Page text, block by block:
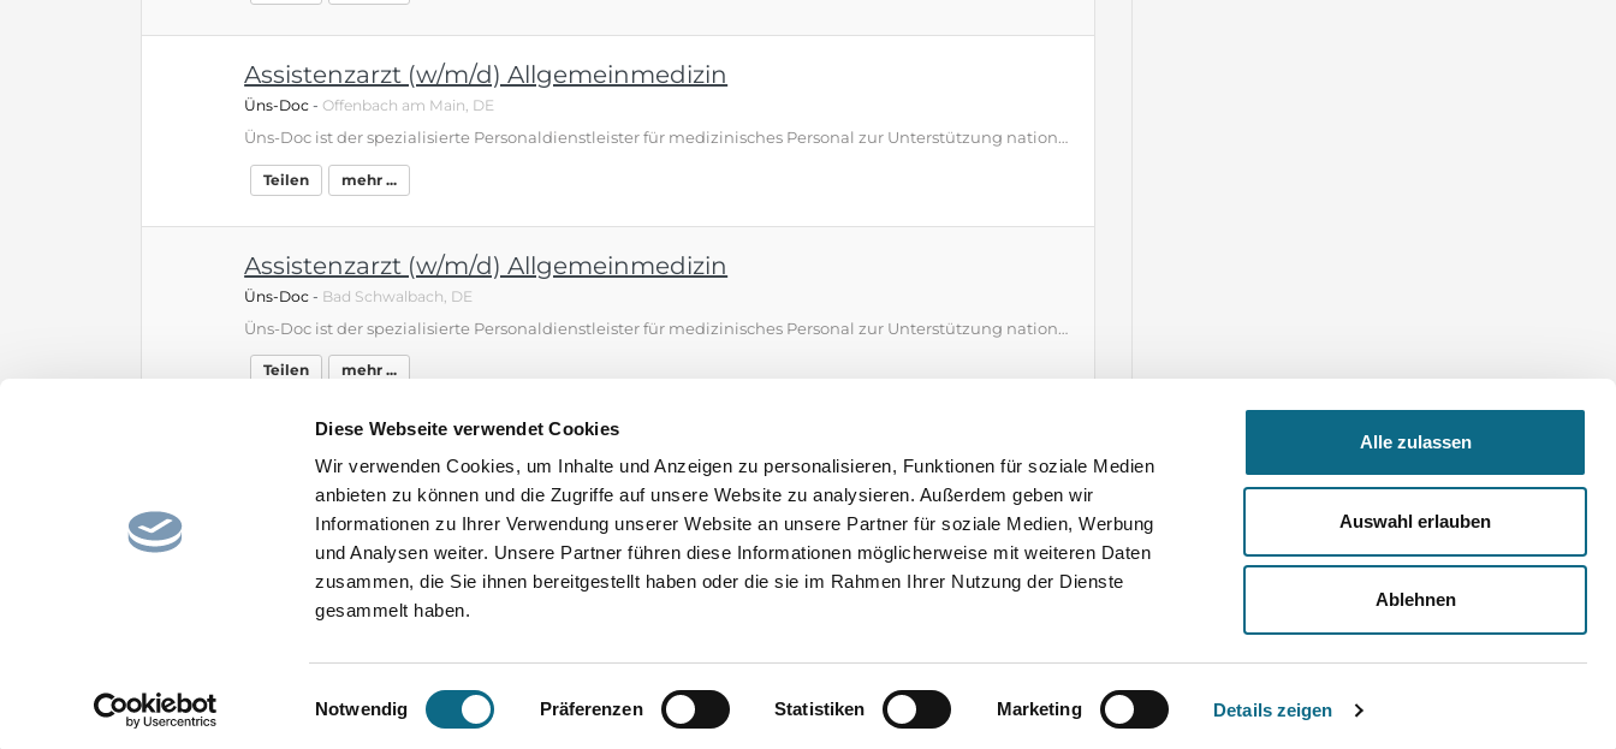
Diese Webseite verwendet Cookies
Wir verwenden Cookies, um Inhalte und Anzeigen zu personalisieren, Funktionen für soziale Medien
anbieten zu können und die Zugriffe auf unsere Website zu analysieren. Außerdem geben wir
Informationen zu Ihrer Verwendung unserer Website an unsere Partner für soziale Medien, Werbung
und Analysen weiter. Unsere Partner führen diese Informationen möglicherweise mit weiteren Daten
zusammen, die Sie ihnen bereitgestellt haben oder die sie im Rahmen Ihrer Nutzung der Dienste
gesammelt haben.
Einwilligungsauswahl
Notwendig Präferenzen Statistiken Marketing Details zeigen
Alle zulassen
Auswahl erlauben
Ablehnen
Assistenzarzt (w/m/d) Allgemeinmedizin
Üns-Doc- Offenbach am Main, DE
Üns-Doc ist der spezialisierte Personaldienstleister für medizinisches Personal zur Unterstützung national und international agierender Kliniken und Gesundheitseinrichtungen. Damit wir weiter den Anforderungen unserer Kunden gerecht werden können, suchen wir Sie
Teilen mehr ...
Assistenzarzt (w/m/d) Allgemeinmedizin
Üns-Doc- Bad Schwalbach, DE
Üns-Doc ist der spezialisierte Personaldienstleister für medizinisches Personal zur Unterstützung national und international agierender Kliniken und Gesundheitseinrichtungen. Damit wir weiter den Anforderungen unserer Kunden gerecht werden können, suchen wir Sie
Teilen mehr ...
2 … 1670 1671 1672 1673 1674 1675 1676 1677 1678 …
1824
Impressum AGB Datenschutz Barrierefreiheitserklärung Bundesagentur für Arbeit Statistiken